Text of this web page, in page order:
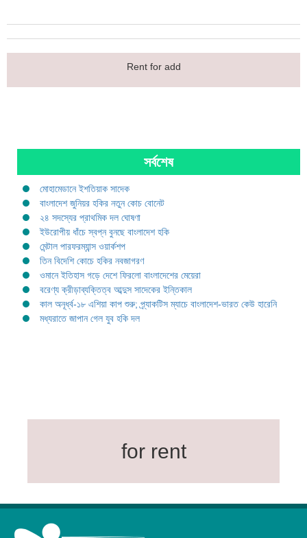
Rent for add
সর্বশেষ
মোহামেডানে ইশতিয়াক সাদেক
বাংলাদেশ জুনিয়র হকির নতুন কোচ বোনেট
২৪ সদস্যের প্রাথমিক দল ঘোষণা
ইউরোপীয় ধাঁচে স্বপ্ন বুনছে বাংলাদেশ হকি
মেন্টাল পারফরম্যান্স ওয়ার্কশপ
তিন বিদেশি কোচে হকির নবজাগরণ
ওমানে ইতিহাস গড়ে দেশে ফিরলো বাংলাদেশের মেয়েরা
বরেণ্য ক্রীড়াব্যক্তিত্ব আব্দুস সাদেকের ইন্তিকাল
কাল অনূর্ধ্ব-১৮ এশিয়া কাপ শুরু; প্র্যাকটিস ম্যাচে বাংলাদেশ-ভারত কেউ হারেনি
মধ্যরাতে জাপান গেল যুব হকি দল
for rent